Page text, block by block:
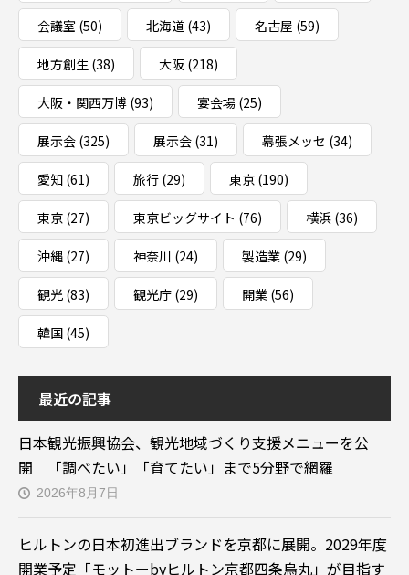
会議室 (50) 北海道 (43) 名古屋 (59)
地方創生 (38) 大阪 (218)
大阪・関西万博 (93) 宴会場 (25)
展示会 (325) 展示会 (31) 幕張メッセ (34)
愛知 (61) 旅行 (29) 東京 (190)
東京 (27) 東京ビッグサイト (76) 横浜 (36)
沖縄 (27) 神奈川 (24) 製造業 (29)
観光 (83) 観光庁 (29) 開業 (56)
韓国 (45)
最近の記事
日本観光振興協会、観光地域づくり支援メニューを公
開 「調べたい」「育てたい」まで5分野で網羅
2026年8月7日
ヒルトンの日本初進出ブランドを京都に展開。2029年度
開業予定「モットーbyヒルトン京都四条烏丸」が目指す